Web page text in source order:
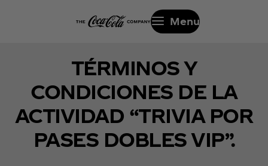
Menu
TÉRMINOS Y
CONDICIONES DE LA
ACTIVIDAD “TRIVIA POR
PASES DOBLES VIP”.